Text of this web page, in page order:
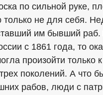
по сильной руке,
только не для себя.
им бывший
с 1861 года, то
произойти только
поколений. А что
рабов, люди с